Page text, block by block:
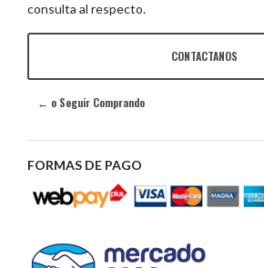
consulta al respecto.
CONTACTANOS
← o Seguir Comprando
FORMAS DE PAGO